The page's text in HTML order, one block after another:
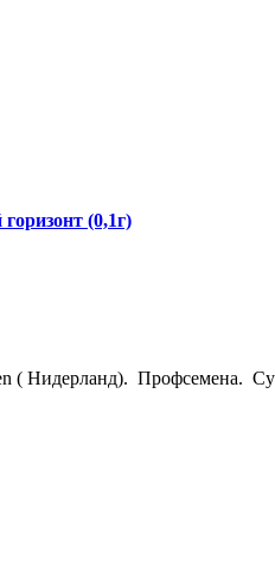
(0,1г)
Нидерланд). Профсемена.